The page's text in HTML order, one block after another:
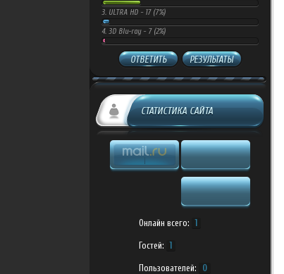
3. ULTRA HD - 17 (7%)
4. 3D Blu-ray - 7 (2%)
ОТВЕТИТЬ РЕЗУЛЬТАТЫ
СТАТИСТИКА САЙТА
Онлайн всего: 1
Гостей: 1
Пользователей: 0